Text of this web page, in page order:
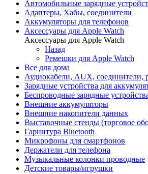
Автомобильные зарядные
Адаптеры, Хабы, соединители
Аккумуляторы для телефонов
Аксессуары для Apple Watch
Аксессуары для Apple Watch
Назад
Ремешки для Apple Watch
Все для дома
Аудиокабели, AUX, соединители,
Зарядные устройства для
Беспроводные зарядные
Внешние аккумуляторы
Внешние накопители данных
Выставочные стенды (торговое
Гарнитура Bluetooth
Микрофоны для смартфонов
Держатели для телефона
Музыкальные колонки проводные
Детские товары/игрушки